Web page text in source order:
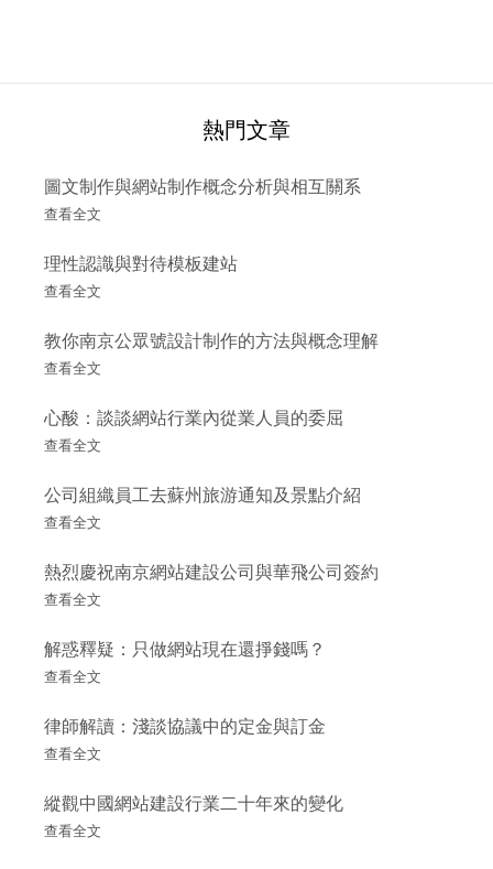
熱門文章
圖文制作與網站制作概念分析與相互關系
查看全文
理性認識與對待模板建站
查看全文
教你南京公眾號設計制作的方法與概念理解
查看全文
心酸：談談網站行業內從業人員的委屈
查看全文
公司組織員工去蘇州旅游通知及景點介紹
查看全文
熱烈慶祝南京網站建設公司與華飛公司簽約
查看全文
解惑釋疑：只做網站現在還掙錢嗎？
查看全文
律師解讀：淺談協議中的定金與訂金
查看全文
縱觀中國網站建設行業二十年來的變化
查看全文